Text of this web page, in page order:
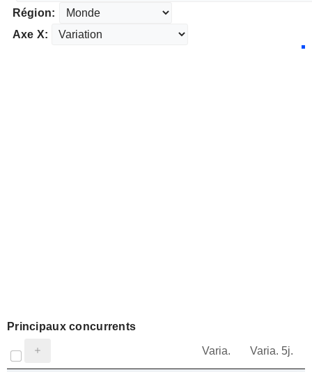
Région:
Axe X:
Principaux concurrents
Varia. Varia. 5j.